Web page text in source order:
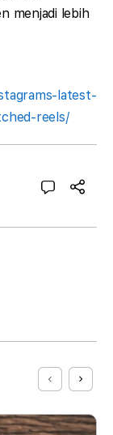
menjadi lebih
latest-
reels/